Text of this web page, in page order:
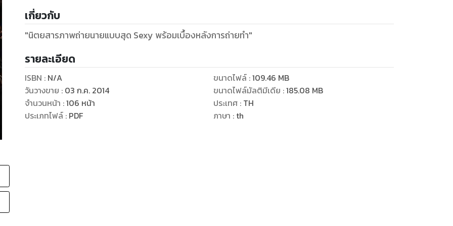
เกี่ยวกับ
"นิตยสารภาพถ่ายนายแบบสุด Sexy พร้อมเบื้องหลังการถ่ายทำ"
รายละเอียด
ISBN : N/A
วันวางขาย : 03 ก.ค. 2014
จำนวนหน้า :106 หน้า
ประเภทไฟล์: PDF
ขนาดไฟล์:109.46 MB
ขนาดไฟล์มัลติมีเดีย :185.08 MB
ประเทศ : TH
ภาษา : th